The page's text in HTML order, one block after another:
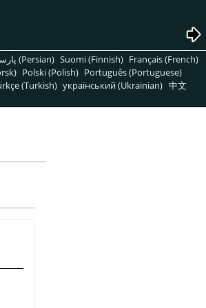
پارسی (Persian) Suomi (Finnish) Français (French)
Polski (Polish) Português (Portuguese)
(Turkish) український (Ukrainian) 中文